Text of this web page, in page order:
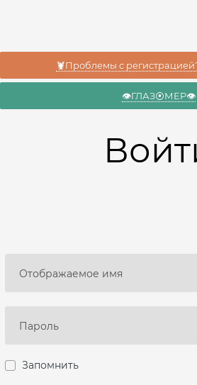
🦞Проблемы с
👁️ГЛАЗ⦿МЕР👁️
Запомнить